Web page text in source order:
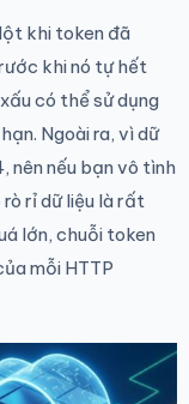
khi token đã
khi nó tự hết
có thể sử dụng
Ngoài ra, vì dữ
nên nếu bạn vô tình
rỉ dữ liệu là rất
lớn, chuỗi token
mỗi HTTP